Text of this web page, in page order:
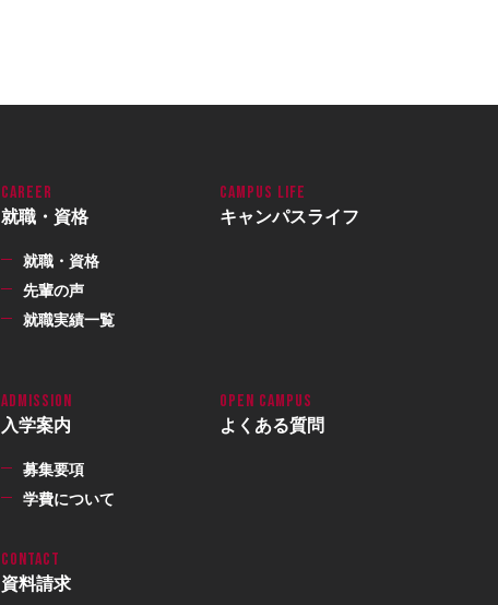
就職・資格
就職・資格
先輩の声
就職実績一覧
キャンパスライフ
入学案内
募集要項
学費について
よくある質問
資料請求